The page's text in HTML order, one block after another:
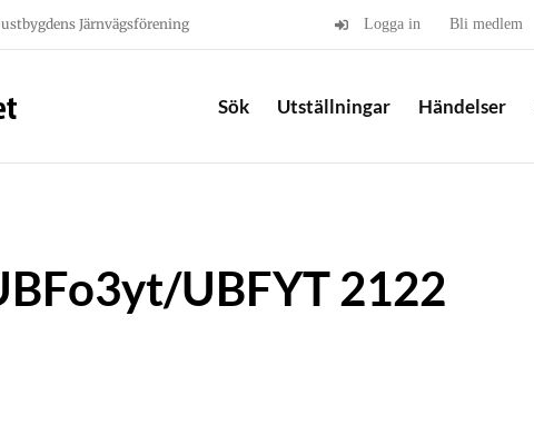
Järnvägsförening Logga in Bli medlem
Sök Utställningar Händelser
UBFYT 2122